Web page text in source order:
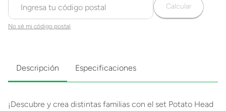
No sé mi código postal
Calcular
Descripción Especificaciones
¡Descubre y crea distintas familias con el set Potato Head